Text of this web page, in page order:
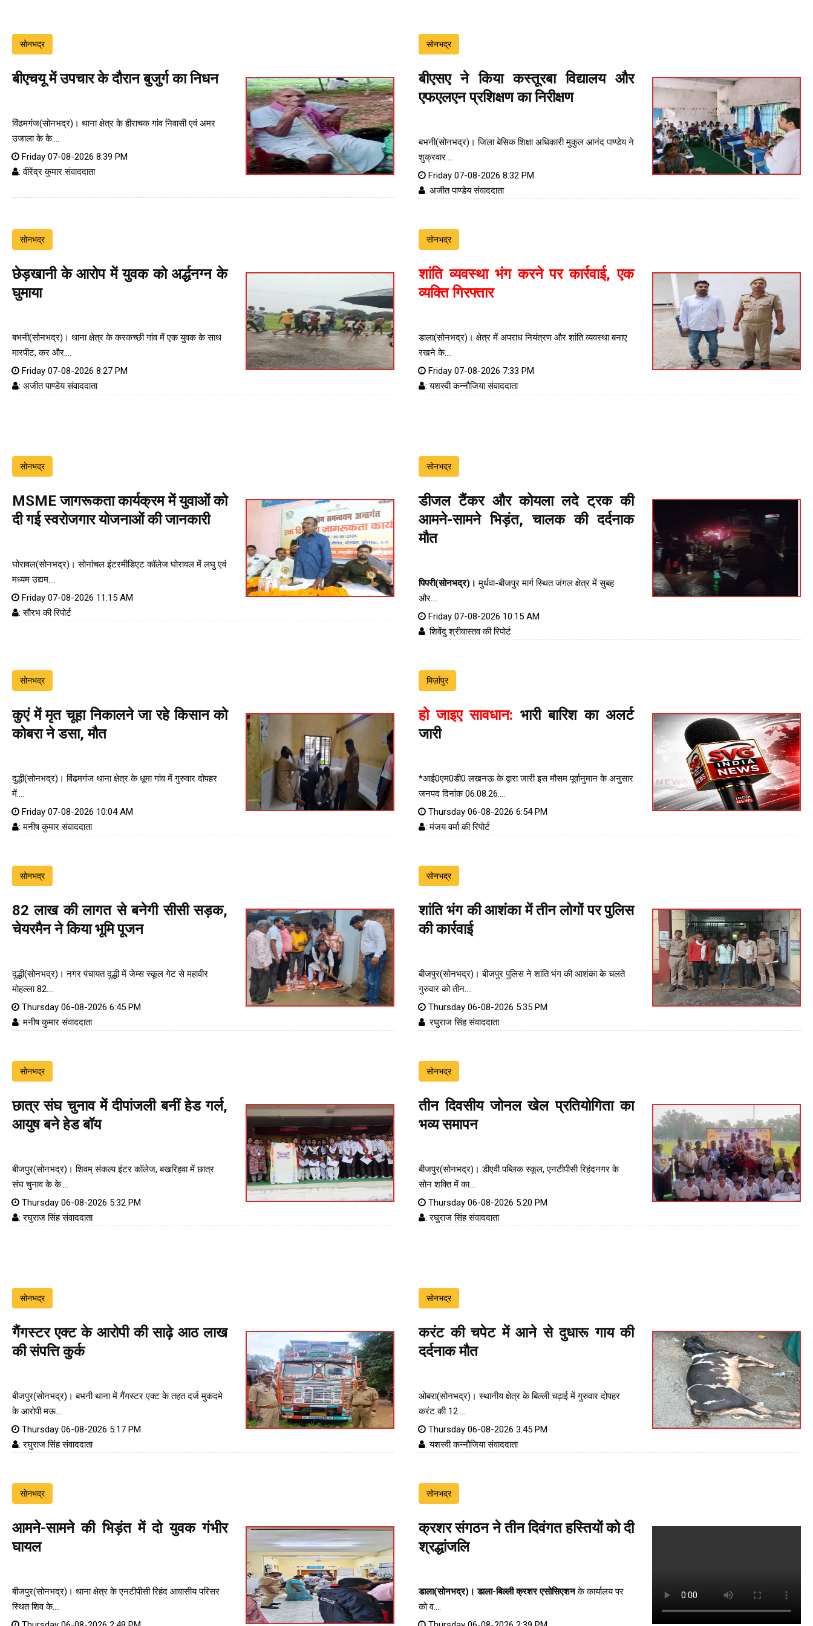
सोनभद्र
बीएचयू में उपचार के दौरान बुजुर्ग का निधन
विंढमगंज(सोनभद्र)। थाना क्षेत्र के हीराचक गांव निवासी एवं अमर
उजाला के के....
Friday 07-08-2026 8:39 PM
: वीरेंद्र कुमार संवाददाता
सोनभद्र
बीएसए ने किया कस्तूरबा विद्यालय और
एफएलएन प्रशिक्षण का निरीक्षण
बभनी(सोनभद्र)। जिला बेसिक शिक्षा अधिकारी मुकुल आनंद पाण्डेय ने
शुक्रवार....
Friday 07-08-2026 8:32 PM
: अजीत पाण्डेय संवाददाता
सोनभद्र
छेड़खानी के आरोप में युवक को अर्द्धनग्न के
घुमाया
बभनी(सोनभद्र)। थाना क्षेत्र के करकच्छी गांव में एक युवक के साथ
मारपीट, कर और....
Friday 07-08-2026 8:27 PM
: अजीत पाण्डेय संवाददाता
सोनभद्र
शांति व्यवस्था भंग करने पर कार्रवाई, एक
व्यक्ति गिरफ्तार
डाला(सोनभद्र)। क्षेत्र में अपराध नियंत्रण और शांति व्यवस्था बनाए
रखने के....
Friday 07-08-2026 7:33 PM
: यशस्वी कन्नौजिया संवाददाता
सोनभद्र
MSME जागरूकता कार्यक्रम में युवाओं को
दी गई स्वरोजगार योजनाओं की जानकारी
घोरावल(सोनभद्र)। सोनांचल इंटरमीडिएट कॉलेज घोरावल में लघु एवं
मध्यम उद्यम....
Friday 07-08-2026 11:15 AM
: सौरभ की रिपोर्ट
सोनभद्र
डीजल टैंकर और कोयला लदे ट्रक की
आमने-सामने भिड़ंत, चालक की दर्दनाक
मौत
पिपरी(सोनभद्र)। मुर्धवा-बीजपुर मार्ग स्थित जंगल क्षेत्र में सुबह
और....
Friday 07-08-2026 10:15 AM
: शिवेंदु श्रीवास्तव की रिपोर्ट
सोनभद्र
कुएं में मृत चूहा निकालने जा रहे किसान को
कोबरा ने डसा, मौत
दुद्धी(सोनभद्र)। विंढमगंज थाना क्षेत्र के धूमा गांव में गुरुवार दोपहर
में....
Friday 07-08-2026 10:04 AM
: मनीष कुमार संवाददाता
मिर्ज़ापुर
हो जाइए सावधान: भारी बारिश का अलर्ट
जारी
*आई0एम0डी0 लखनऊ के द्वारा जारी इस मौसम पूर्वानुमान के अनुसार
जनपद दिनांक 06.08.26....
Thursday 06-08-2026 6:54 PM
: मंजय वर्मा की रिपोर्ट
सोनभद्र
82 लाख की लागत से बनेगी सीसी सड़क,
चेयरमैन ने किया भूमि पूजन
दुद्धी(सोनभद्र)। नगर पंचायत दुद्धी में जेम्स स्कूल गेट से महावीर
मोहल्ला 82....
Thursday 06-08-2026 6:45 PM
: मनीष कुमार संवाददाता
सोनभद्र
शांति भंग की आशंका में तीन लोगों पर पुलिस
की कार्रवाई
बीजपुर(सोनभद्र)। बीजपुर पुलिस ने शांति भंग की आशंका के चलते
गुरुवार को तीन....
Thursday 06-08-2026 5:35 PM
: रघुराज सिंह संवाददाता
सोनभद्र
छात्र संघ चुनाव में दीपांजली बनीं हेड गर्ल,
आयुष बने हेड बॉय
बीजपुर(सोनभद्र)। शिवम् संकल्प इंटर कॉलेज, बखरिहवा में छात्र
संघ चुनाव के के....
Thursday 06-08-2026 5:32 PM
: रघुराज सिंह संवाददाता
सोनभद्र
तीन दिवसीय जोनल खेल प्रतियोगिता का
भव्य समापन
बीजपुर(सोनभद्र)। डीएवी पब्लिक स्कूल, एनटीपीसी रिहंदनगर के
सोन शक्ति में का....
Thursday 06-08-2026 5:20 PM
: रघुराज सिंह संवाददाता
सोनभद्र
गैंगस्टर एक्ट के आरोपी की साढ़े आठ लाख
की संपत्ति कुर्क
बीजपुर(सोनभद्र)। बभनी थाना में गैंगस्टर एक्ट के तहत दर्ज मुकदमे
के आरोपी मऊ....
Thursday 06-08-2026 5:17 PM
: रघुराज सिंह संवाददाता
सोनभद्र
करंट की चपेट में आने से दुधारू गाय की
दर्दनाक मौत
ओबरा(सोनभद्र)। स्थानीय क्षेत्र के बिल्ली चढ़ाई में गुरुवार दोपहर
करंट की 12....
Thursday 06-08-2026 3:45 PM
: यशस्वी कन्नौजिया संवाददाता
सोनभद्र
आमने-सामने की भिड़ंत में दो युवक गंभीर
घायल
बीजपुर(सोनभद्र)। थाना क्षेत्र के एनटीपीसी रिहंद आवासीय परिसर
स्थित शिव के....
सोनभद्र
क्रशर संगठन ने तीन दिवंगत हस्तियों को दी
श्रद्धांजलि
डाला(सोनभद्र)। डाला-बिल्ली क्रशर एसोसिएशनके कार्यालय पर
को व....